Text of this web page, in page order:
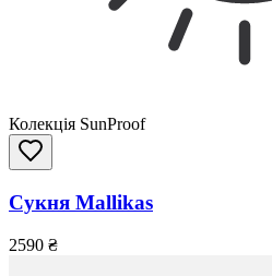
Колекція SunProof
Сукня Mallikas
2590 ₴